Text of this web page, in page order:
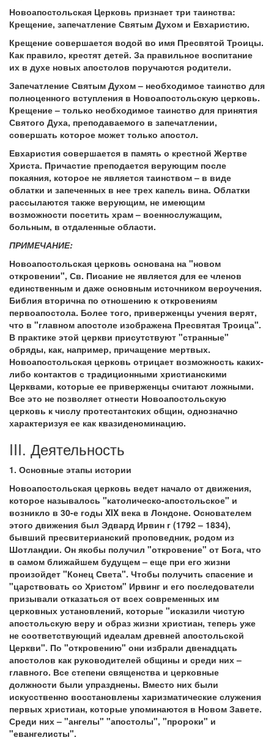
Новоапостольская Церковь признает три таинства:
Крещение, запечатление Святым Духом и Евхаристию.
Крещение совершается водой во имя Пресвятой Троицы.
Как правило, крестят детей. За правильное воспитание
их в духе новых апостолов поручаются родители.
Запечатление Святым Духом – необходимое таинство для
полноценного вступления в Новоапостольскую церковь.
Крещение – только необходимое таинство для принятия
Святого Духа, преподаваемого в запечатлении,
совершать которое может только апостол.
Евхаристия совершается в память о крестной Жертве
Христа. Причастие преподается верующим после
покаяния, которое не является таинством – в виде
облатки и запеченных в нее трех капель вина. Облатки
рассылаются также верующим, не имеющим
возможности посетить храм – военнослужащим,
больным, в отдаленные области.
ПРИМЕЧАНИЕ:
Новоапостольская церковь основана на "новом
откровении", Св. Писание не является для ее членов
единственным и даже основным источником вероучения.
Библия вторична по отношению к откровениям
первоапостола. Более того, приверженцы учения верят,
что в "главном апостоле изображена Пресвятая Троица".
В практике этой церкви присутствуют "странные"
обряды, как, например, причащение мертвых.
Новоапостольская церковь отрицает возможность каких-
либо контактов с традиционными христианскими
Церквами, которые ее приверженцы считают ложными.
Все это не позволяет отнести Новоапостольскую
церковь к числу протестантских общин, однозначно
характеризуя ее как квазиденоминацию.
III. Деятельность
1. Основные этапы истории
Новоапостольская церковь ведет начало от движения,
которое называлось "католическо-апостольское" и
возникло в 30-е годы XIX века в Лондоне. Основателем
этого движения был Эдвард Ирвин г (1792 – 1834),
бывший пресвитерианский проповедник, родом из
Шотландии. Он якобы получил "откровение" от Бога, что
в самом ближайшем будущем – еще при его жизни
произойдет "Конец Света". Чтобы получить спасение и
"царствовать со Христом" Ирвинг и его последователи
призывали отказаться от всех современных им
церковных установлений, которые "исказили чистую
апостольскую веру и образ жизни христиан, теперь уже
не соответствующий идеалам древней апостольской
Церкви". По "откровению" они избрали двенадцать
апостолов как руководителей общины и среди них –
главного. Все степени священства и церковные
должности были упразднены. Вместо них были
искусственно восстановлены харизматические служения
первых христиан, которые упоминаются в Новом Завете.
Среди них – "ангелы" "апостолы", "пророки" и
"евангелисты".